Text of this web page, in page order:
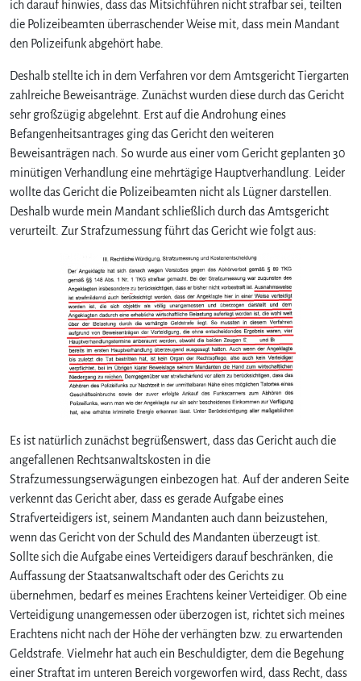
g
h
a
n
d
e
l
s
t
r
a
f
m
i
l
d
e
u
g
g
r
u
n
d
ich darauf hinwies, dass das Mitsichführen nicht strafbar sei, teilten
die Polizeibeamten überraschender Weise mit, dass mein Mandant
den Polizeifunk abgehört habe.
Deshalb stellte ich in dem Verfahren vor dem Amtsgericht Tiergarten
zahlreiche Beweisanträge. Zunächst wurden diese durch das Gericht
sehr großzügig abgelehnt. Erst auf die Androhung eines
Befangenheitsantrages ging das Gericht den weiteren
Beweisanträgen nach. So wurde aus einer vom Gericht geplanten 30
minütigen Verhandlung eine mehrtägige Hauptverhandlung. Leider
wollte das Gericht die Polizeibeamten nicht als Lügner darstellen.
Deshalb wurde mein Mandant schließlich durch das Amtsgericht
verurteilt. Zur Strafzumessung führt das Gericht wie folgt aus:
Es ist natürlich zunächst begrüßenswert, dass das Gericht auch die
angefallenen Rechtsanwaltskosten in die
Strafzumessungserwägungen einbezogen hat. Auf der anderen Seite
verkennt das Gericht aber, dass es gerade Aufgabe eines
Strafverteidigers ist, seinem Mandanten auch dann beizustehen,
wenn das Gericht von der Schuld des Mandanten überzeugt ist.
Sollte sich die Aufgabe eines Verteidigers darauf beschränken, die
Auffassung der Staatsanwaltschaft oder des Gerichts zu
übernehmen, bedarf es meines Erachtens keiner Verteidiger. Ob eine
Verteidigung unangemessen oder überzogen ist, richtet sich meines
Erachtens nicht nach der Höhe der verhängten bzw. zu erwartenden
Geldstrafe. Vielmehr hat auch ein Beschuldigter, dem die Begehung
einer Straftat im unteren Bereich vorgeworfen wird, dass Recht, dass